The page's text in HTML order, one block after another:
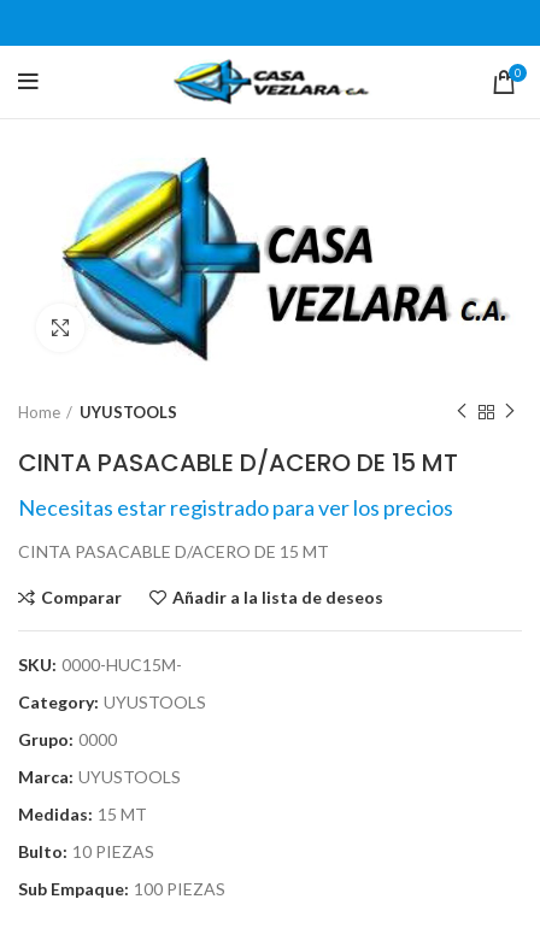
0
Click para agrandar
Home UYUSTOOLS
CINTA PASACABLE D/ACERO DE 15 MT
Necesitas estar registrado para ver los precios
CINTA PASACABLE D/ACERO DE 15 MT
Comparar Añadir a la lista de deseos
SKU: 0000-HUC15M-
Category: UYUSTOOLS
Grupo: 0000
Marca: UYUSTOOLS
Medidas: 15 MT
Bulto: 10 PIEZAS
Sub Empaque: 100 PIEZAS